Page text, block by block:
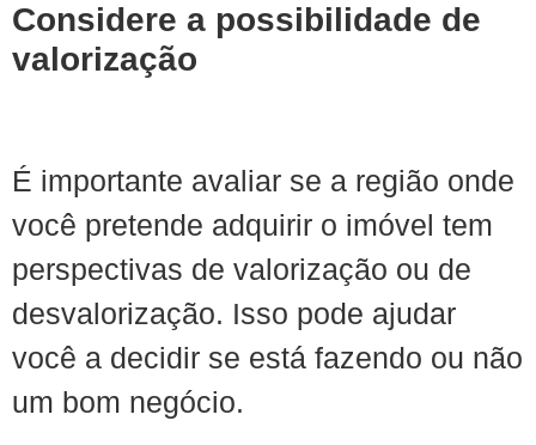
Considere a possibilidade de
valorização
É importante avaliar se a região onde
você pretende adquirir o imóvel tem
perspectivas de valorização ou de
desvalorização. Isso pode ajudar
você a decidir se está fazendo ou não
um bom negócio.